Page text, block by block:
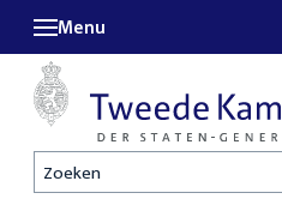
Zoeken
Menu